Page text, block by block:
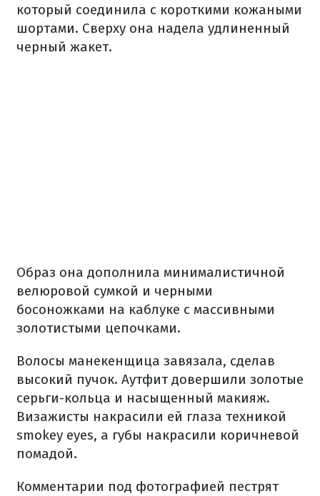
который соединила с короткими кожаными
шортами. Сверху она надела удлиненный
черный жакет.
Образ она дополнила минималистичной
велюровой сумкой и черными
босоножками на каблуке с массивными
золотистыми цепочками.
Волосы манекенщица завязала, сделав
высокий пучок. Аутфит довершили золотые
серьги-кольца и насыщенный макияж.
Визажисты накрасили ей глаза техникой
smokey eyes, а губы накрасили коричневой
помадой.
Комментарии под фотографией пестрят